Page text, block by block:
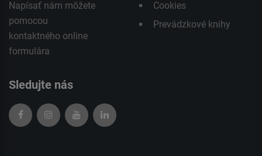
Napísať nám môžete
pomocou
kontaktného online
formulára
Cookies
Prevádzkové knihy
Sledujte nás